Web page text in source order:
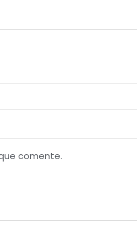
comente.